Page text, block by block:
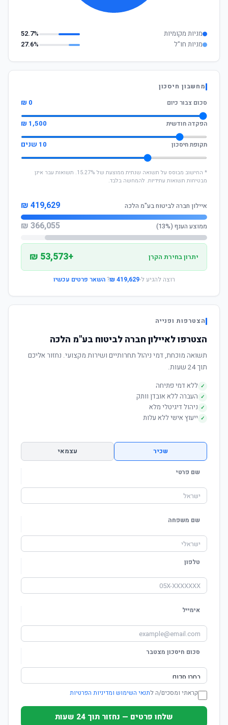
מניות מקומיות
52.7%
מניות חו"ל
27.6%
מחשבון חיסכון
סכום צבור כיום
0 ₪
הפקדה חודשית 1,500 ₪
תקופת חיסכון 10 שנים
* החישוב מבוסס על תשואה שנתית ממוצעת של 15.27%. תשואות עבר אינן
מבטיחות תשואות עתידיות. להמחשה בלבד.
איילון חברה לביטוח בע"מ הלכה 419,629 ₪
ממוצע הענף (13%) 366,055 ₪
יתרון בחירת הקרן +53,573 ₪
רוצה להגיע ל-419,629 ₪
?השאר פרטים עכשיו
הצטרפות ופנייה
הצטרפו לאיילון חברה לביטוח בע"מ הלכה
תשואה מוכחת, דמי ניהול תחרותיים ושירות מקצועי. נחזור אליכם
תוך 24 שעות.
✓ ללא דמי פתיחה
✓ העברה ללא אובדן וותק
✓ ניהול דיגיטלי מלא
✓ ייעוץ אישי ללא עלות
שכיר עצמאי
שם פרטי
שם משפחה
טלפון
אימייל
סכום חיסכון מצטבר
קראתי ומסכים/ה לתנאי השימוש ומדיניות הפרטיות
שלחו פרטים — נחזור תוך 24 שעות